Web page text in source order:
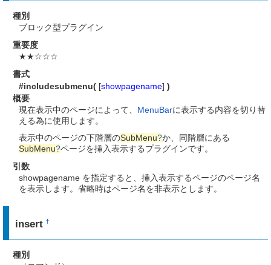
種別
ブロック型プラグイン
重要度
★★☆☆☆
書式
#includesubmenu( [showpagename] )
概要
現在表示中のページによって、 MenuBarに表示する内容を切り替
える為に使用します。
表示中のページの下階層のSubMenu?か、同階層にある
SubMenu?ページを挿入表示するプラグインです。
引数
showpagename を指定すると、挿入表示するページのページ名
を表示します。省略時はページ名を非表示とします。
insert†
種別